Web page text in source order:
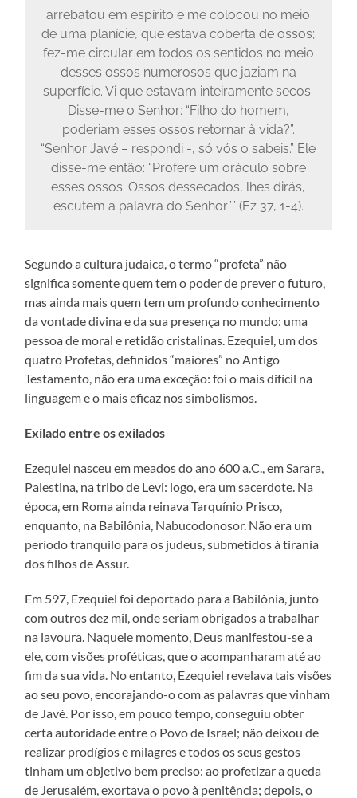
arrebatou em espírito e me colocou no meio
de uma planície, que estava coberta de ossos;
fez-me circular em todos os sentidos no meio
desses ossos numerosos que jaziam na
superfície. Vi que estavam inteiramente secos.
Disse-me o Senhor: “Filho do homem,
poderiam esses ossos retornar à vida?”.
“Senhor Javé – respondi -, só vós o sabeis.” Ele
disse-me então: “Profere um oráculo sobre
esses ossos. Ossos dessecados, lhes dirás,
escutem a palavra do Senhor”” (Ez 37, 1-4).
Segundo a cultura judaica, o termo “profeta” não
significa somente quem tem o poder de prever o futuro,
mas ainda mais quem tem um profundo conhecimento
da vontade divina e da sua presença no mundo: uma
pessoa de moral e retidão cristalinas. Ezequiel, um dos
quatro Profetas, definidos “maiores” no Antigo
Testamento, não era uma exceção: foi o mais difícil na
linguagem e o mais eficaz nos simbolismos.
Exilado entre os exilados
Ezequiel nasceu em meados do ano 600 a.C., em Sarara,
Palestina, na tribo de Levi: logo, era um sacerdote. Na
época, em Roma ainda reinava Tarquínio Prisco,
enquanto, na Babilônia, Nabucodonosor. Não era um
período tranquilo para os judeus, submetidos à tirania
dos filhos de Assur.
Em 597, Ezequiel foi deportado para a Babilônia, junto
com outros dez mil, onde seriam obrigados a trabalhar
na lavoura. Naquele momento, Deus manifestou-se a
ele, com visões proféticas, que o acompanharam até ao
fim da sua vida. No entanto, Ezequiel revelava tais visões
ao seu povo, encorajando-o com as palavras que vinham
de Javé. Por isso, em pouco tempo, conseguiu obter
certa autoridade entre o Povo de Israel; não deixou de
realizar prodígios e milagres e todos os seus gestos
tinham um objetivo bem preciso: ao profetizar a queda
de Jerusalém, exortava o povo à penitência; depois, o